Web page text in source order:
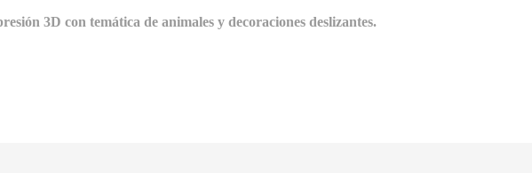
3D con temática de animales y decoraciones deslizantes.